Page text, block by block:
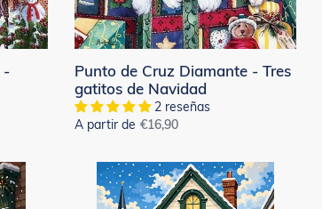
-
de
Navidad
Punto de Cruz Diamante - Tres
gatitos de Navidad
2 reseñas
A partir de Precio
€16,90
Diamond
Painting